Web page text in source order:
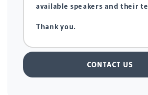
CONTACT US